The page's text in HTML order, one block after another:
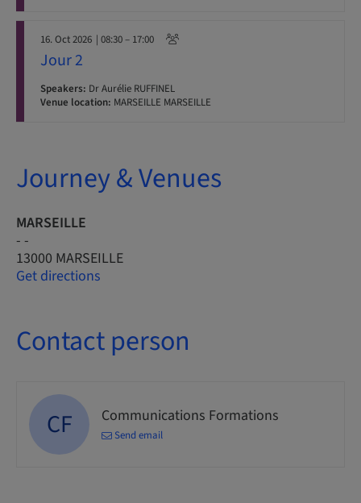
16. Oct 2026 | 08:30 – 17:00
Jour 2
Speakers: Dr Aurélie RUFFINEL
Venue location: MARSEILLE MARSEILLE
Journey & Venues
MARSEILLE
- -
13000 MARSEILLE
Get directions
Contact person
CF Communications Formations
Send email